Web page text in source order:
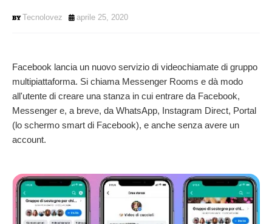
Tecnolovez aprile 25, 2020
Facebook lancia un nuovo servizio di videochiamate di gruppo
multipiattaforma. Si chiama Messenger Rooms e dà modo
all'utente di creare una stanza in cui entrare da Facebook,
Messenger e, a breve, da WhatsApp, Instagram Direct, Portal
(lo schermo smart di Facebook), e anche senza avere un
account.